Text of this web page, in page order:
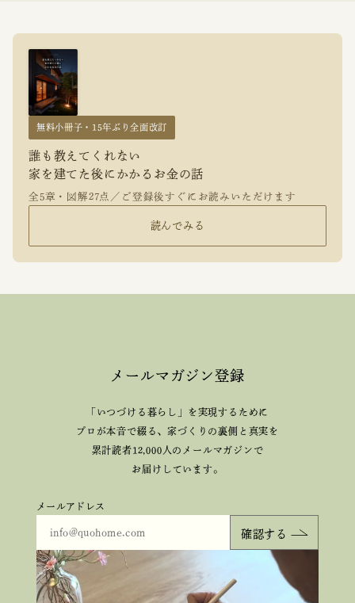
無料小冊子・15年ぶり全面改訂
誰も教えてくれない
家を建てた後にかかるお金の話
全5章・図解27点／ご登録後すぐにお読みいただけます
読んでみる
メールマガジン登録
「いつづける暮らし」を実現するために
プロが本音で綴る、家づくりの裏側と真実を
累計読者12,000人のメールマガジンで
お届けしています。
メールアドレス